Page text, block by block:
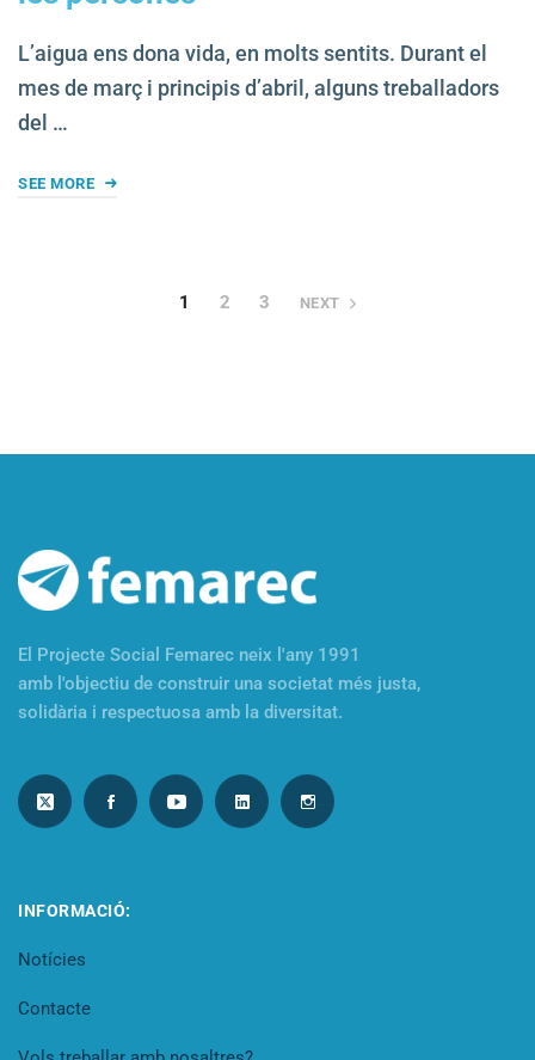
L’aigua ens dona vida, en molts sentits. Durant el
mes de març i principis d’abril, alguns treballadors
del …
SEE MORE
1 2 3 NEXT
El Projecte Social Femarec neix l'any 1991
amb l'objectiu de construir una societat més justa,
solidària i respectuosa amb la diversitat.
INFORMACIÓ:
Notícies
Contacte